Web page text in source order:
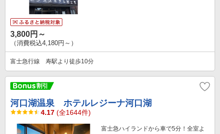
3,800円～
（消費税込4,180円～）
富士急行線 寿駅より徒歩10分
河口湖温泉 ホテルレジーナ河口湖
4.17 (全1644件)
富士急ハイランドから車で5分！全室よ